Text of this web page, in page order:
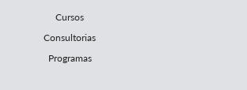
Cursos
Consultorias
Programas